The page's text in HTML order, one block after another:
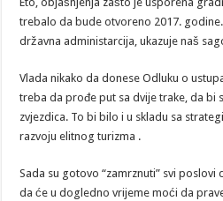
trebalo da bude otvoreno 2017.
državna administarcija, ukazuje naš
Vlada nikako da donese Odluku o
treba da prođe put sa dvije trake, da bi
zvjezdica. To bi bilo i u skladu sa
razvoju elitnog turizma .
Sada su gotovo “zamrznuti” svi
da će u dogledno vrijeme moći da